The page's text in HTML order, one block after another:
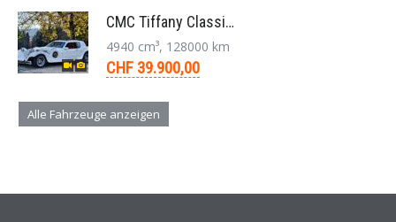
CMC Tiffany Classic Coupé Neoklassiker 5.0 V8 1991
4940 cm³, 128000 km
CHF 39.900,00
Alle Fahrzeuge anzeigen